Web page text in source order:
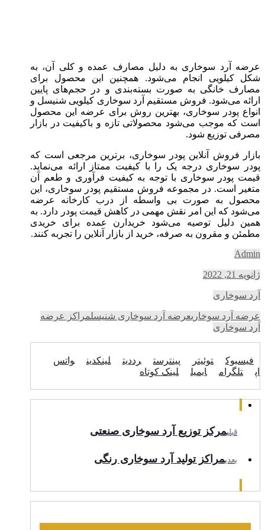
عرضه آرد سوخاری به دلیل مصارف عمده و کلی آن، به
شکل کیلویی انجام می‌شود. همچنین این محصول برای
مصارف خانگی به صورت بسته‌بندی و در حجم‌های پایین
ارائه می‌شود. فروش مستقیم آرد سوخاری کیلویی شنیسل و
انواع پودر سوخاری، بهترین روش برای عرضه این محصول
است که موجب می‌شود محصولاتی تازه و باکیفیت در بازار
مصرفی توزیع شود.
بازار فروش آنلاین پودر سوخاری، برترین مرجعی است که
پودر سوخاری درجه یک را با کیفیت ممتاز ارائه می‌نماید.
قیمت پودر سوخاری با توجه به کیفیت فرآوری و طعم آن
متغیر است. در مجموعه فروش مستقیم پودر سوخاری، این
محصول به صورت بی واسطه از درب کارخانه عرضه
می‌شود که این امر نقش مهمی در کاهش قیمت پودر دارد. به
همین دلیل توصیه می‌شود خریدارن عمده برای خریدی
مطمئن و مقرون به صرفه، خرید از بازار آنلاین را تجربه کنند.
Admin
ژانویه 21, 2022
آرد سوخاری
عرضه آرد سوخاریعرضه آرد سوخاری شنیسلمراکز عرضه
آرد سوخاری
فیسبوک توئیتر پینترست رددیت لینکدین
واتس
اپ
تلگرام ایمیل لینک کوتاه
قبلیمرکز توزیع آرد سوخاری صنعتی
بعدیمراکز تولید آرد سوخاری رنگی